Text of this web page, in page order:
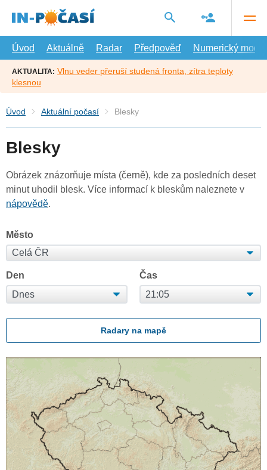
hlavní
Úvod
Aktuálně Radar Předpověď Numerický model
AKTUALITA: Vlnu veder přeruší studená fronta, zítra teploty
klesnou
Úvod Aktuální počasí Blesky
Blesky
Obrázek znázorňuje místa (černě), kde za posledních deset
minut uhodil blesk. Více informací k bleskům naleznete v
nápovědě.
Město
Den Čas
Radary na mapě